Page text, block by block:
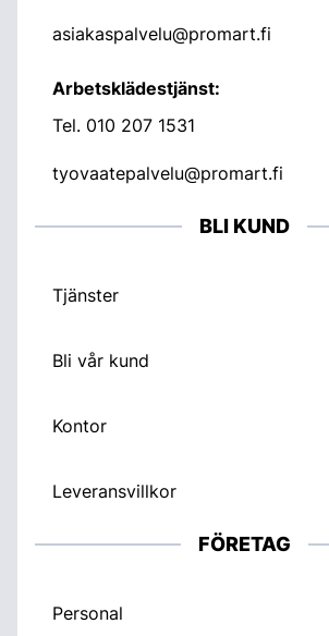
asiakaspalvelu@promart.fi
Arbetsklädestjänst:
Tel. 010 207 1531
tyovaatepalvelu@promart.fi
BLI KUND
Tjänster
Bli vår kund
Kontor
Leveransvillkor
FÖRETAG
Personal